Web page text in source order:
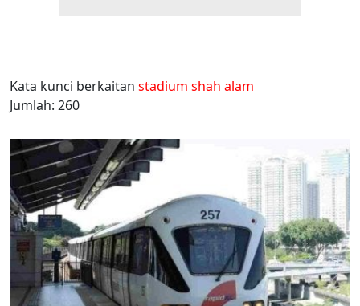
Kata kunci berkaitan stadium shah alam
Jumlah: 260